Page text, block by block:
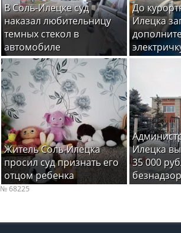
В Соль-Илецке суд
наказал любительницу
темных стекол в
автомобиле
До
Илецка
Житель Соль-Илецка
просил суд признать его
отцом ребенка
Илецка
35 000
№ 68225